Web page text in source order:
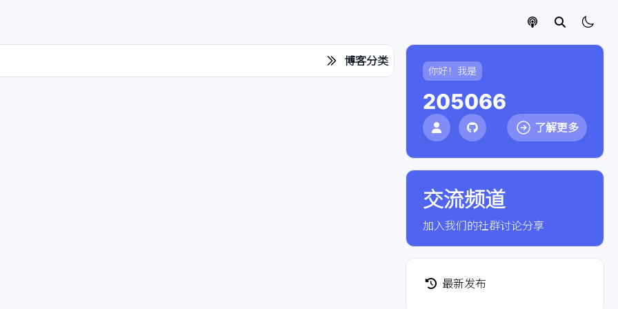
博客分类
你好！我是
205066
了解更多
交流频道
加入我们的社群讨论分享
点击加入社群
最新发布